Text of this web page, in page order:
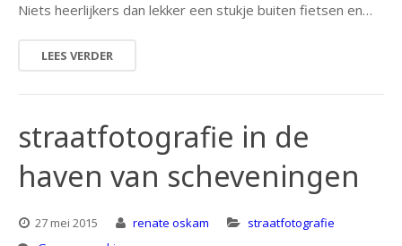
Niets heerlijkers dan lekker een stukje buiten fietsen en…
LEES VERDER
straatfotografie in de
haven van scheveningen
27 mei 2015 renate oskam
straatfotografie